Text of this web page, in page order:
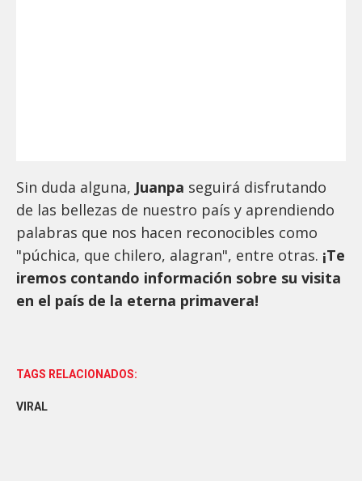
Sin duda alguna, Juanpa seguirá disfrutando
de las bellezas de nuestro país y aprendiendo
palabras que nos hacen reconocibles como
"púchica, que chilero, alagran", entre otras. ¡Te
iremos contando información sobre su visita
en el país de la eterna primavera!
TAGS RELACIONADOS:
VIRAL